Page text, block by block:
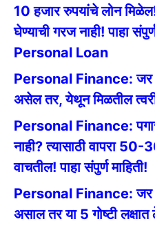
10 हजार रुपयांचे लोन
घेण्याची गरज नाही! पाहा
Personal Loan
Personal Finance: जर
असेल तर, येथून मिळतील
Personal Finance:
नाही? त्यासाठी वापरा
वाचतील! पाहा संपुर्ण माहिती!
Personal Finance: जर
असाल तर या 5 गोष्टी